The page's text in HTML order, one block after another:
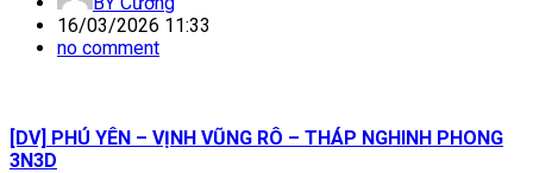
16/03/2026 11:33
no comment
[DV] PHÚ YÊN – VỊNH VŨNG RÔ – THÁP NGHINH PHONG
3N3D